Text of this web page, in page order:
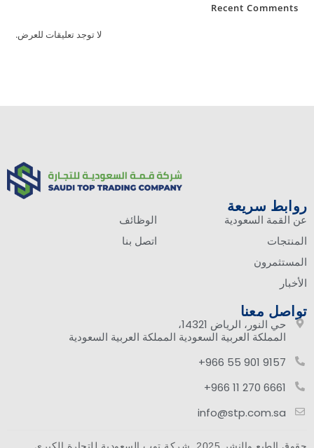
Recent Comments
لا توجد تعليقات للعرض.
روابط سريعة
عن القمة السعودية
المنتجات
المستثمرون
الأخبار
الوظائف
اتصل بنا
تواصل معنا
حي النور، الرياض 14321،
المملكة العربية السعودية المملكة العربية السعودية
9157 901 55 966+
6661 270 11 966+
info@stp.com.sa
as a development site. Switch to a production